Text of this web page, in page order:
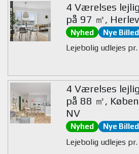
4 Værelses
på 97 ㎡, Herlev
Nyhed Nye
Lejebolig udlejes
4 Værelses
på 88 ㎡,
NV
Nyhed Nye
Lejebolig udlejes